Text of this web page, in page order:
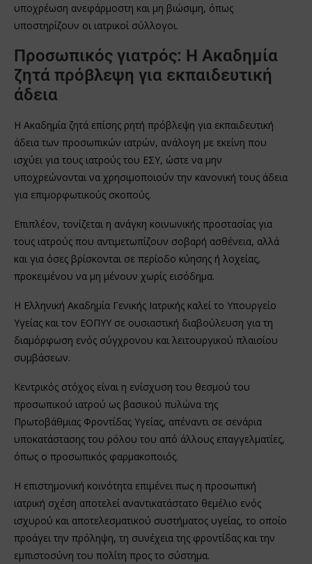
υποχρέωση ανεφάρμοστη και μη βιώσιμη, όπως
υποστηρίζουν οι ιατρικοί σύλλογοι.
Προσωπικός γιατρός: Η Ακαδημία
ζητά πρόβλεψη για εκπαιδευτική
άδεια
Η Ακαδημία ζητά επίσης ρητή πρόβλεψη για εκπαιδευτική
άδεια των προσωπικών ιατρών, ανάλογη με εκείνη που
ισχύει για τους ιατρούς του ΕΣΥ, ώστε να μην
υποχρεώνονται να χρησιμοποιούν την κανονική τους άδεια
για επιμορφωτικούς σκοπούς.
Επιπλέον, τονίζεται η ανάγκη κοινωνικής προστασίας για
τους ιατρούς που αντιμετωπίζουν σοβαρή ασθένεια, αλλά
και για όσες βρίσκονται σε περίοδο κύησης ή λοχείας,
προκειμένου να μη μένουν χωρίς εισόδημα.
Η Ελληνική Ακαδημία Γενικής Ιατρικής καλεί το Υπουργείο
Υγείας και τον ΕΟΠΥΥ σε ουσιαστική διαβούλευση για τη
διαμόρφωση ενός σύγχρονου και λειτουργικού πλαισίου
συμβάσεων.
Κεντρικός στόχος είναι η ενίσχυση του θεσμού του
προσωπικού ιατρού ως βασικού πυλώνα της
Πρωτοβάθμιας Φροντίδας Υγείας, απέναντι σε σενάρια
υποκατάστασης του ρόλου του από άλλους επαγγελματίες,
όπως ο προσωπικός φαρμακοποιός.
Η επιστημονική κοινότητα επιμένει πως η προσωπική
ιατρική σχέση αποτελεί αναντικατάστατο θεμέλιο ενός
ισχυρού και αποτελεσματικού συστήματος υγείας, το οποίο
προάγει την πρόληψη, τη συνέχεια της φροντίδας και την
εμπιστοσύνη του πολίτη προς το σύστημα.